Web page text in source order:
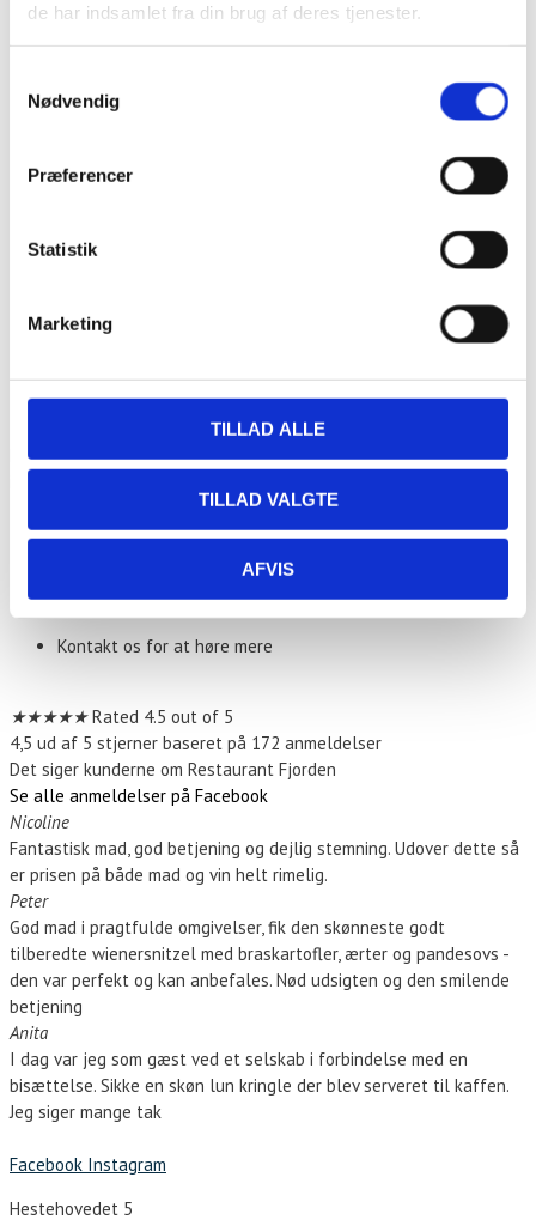
de har indsamlet fra din brug af deres tjenester.
Nødvendig
Præferencer
Statistik
Marketing
TILLAD ALLE
TILLAD VALGTE
AFVIS
Stegt flæsk med hvide kartofler
Bestil bord allerede nu på tlf. 54922348 / 21263595 eller e-mail:
Kontakt os
Hold din fest hos os
Kontakt os for at høre mere
★★★★★ Rated 4.5 out of 5
4,5 ud af 5 stjerner baseret på 172 anmeldelser
Det siger kunderne om Restaurant Fjorden
Se alle anmeldelser på Facebook
Nicoline
Fantastisk mad, god betjening og dejlig stemning. Udover dette så
er prisen på både mad og vin helt rimelig.
Peter
God mad i pragtfulde omgivelser, fik den skønneste godt
tilberedte wienersnitzel med braskartofler, ærter og pandesovs -
den var perfekt og kan anbefales. Nød udsigten og den smilende
betjening
Anita
I dag var jeg som gæst ved et selskab i forbindelse med en
bisættelse. Sikke en skøn lun kringle der blev serveret til kaffen.
Jeg siger mange tak
Facebook Instagram
Hestehovedet 5